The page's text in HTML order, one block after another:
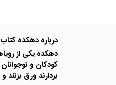
درباره دهکده
دهکده یکی از
کودکان و نوجوانان
بردارند ورق